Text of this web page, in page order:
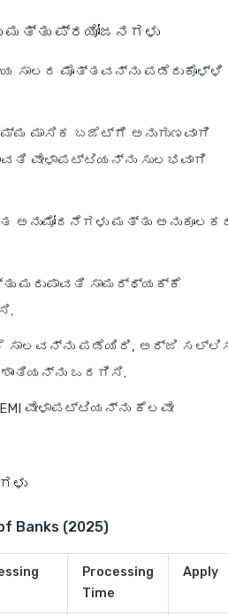
ಮತ್ತು ಪ್ರಯೋಜನಗಳು
ಸಾಲದ ಮೊತ್ತವನ್ನು ಪಡೆದುಕೊಳ್ಳಿ
ಮಾಸಿಕ ಬಜೆಟ್‌ಗೆ ಅನುಗುಣವಾಗಿ
ವೇಳಾಪಟ್ಟಿಯನ್ನು ಸುಲಭವಾಗಿ
ಅನುಮೋದನೆಗಳು ಮತ್ತು
ಮರುಪಾವತಿ ಸಾಮರ್ಥ್ಯಕ್ಕೆ
ಸಾಲವನ್ನು ಪಡೆಯಿರಿ, ಅರ್ಜಿ
ಒದಗಿಸಿ.
ವೇಳಾಪಟ್ಟಿಯನ್ನು ಕೆಲವೇ
Banks (2025)
Processing
Time
Apply